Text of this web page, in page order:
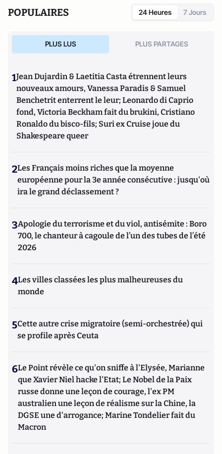
POPULAIRES 24 Heures 7 Jours
PLUS LUS PLUS PARTAGES
1Jean Dujardin & Laetitia Casta étrennent leurs
nouveaux amours, Vanessa Paradis & Samuel
Benchetrit enterrent le leur; Leonardo di Caprio
fond, Victoria Beckham fait du brukini, Cristiano
Ronaldo du bisco-fils; Suri ex Cruise joue du
Shakespeare queer
2Les Français moins riches que la moyenne
européenne pour la 3e année consécutive : jusqu'où
ira le grand déclassement ?
3Apologie du terrorisme et du viol, antisémite : Boro
700, le chanteur à cagoule de l’un des tubes de l’été
2026
4Les villes classées les plus malheureuses du
monde
5Cette autre crise migratoire (semi-orchestrée) qui
se profile après Ceuta
6Le Point révèle ce qu'on sniffe à l'Elysée, Marianne
que Xavier Niel hacke l'Etat; Le Nobel de la Paix
russe donne une leçon de courage, l'ex PM
australien une leçon de réalisme sur la Chine, la
DGSE une d'arrogance; Marine Tondelier fait du
Macron